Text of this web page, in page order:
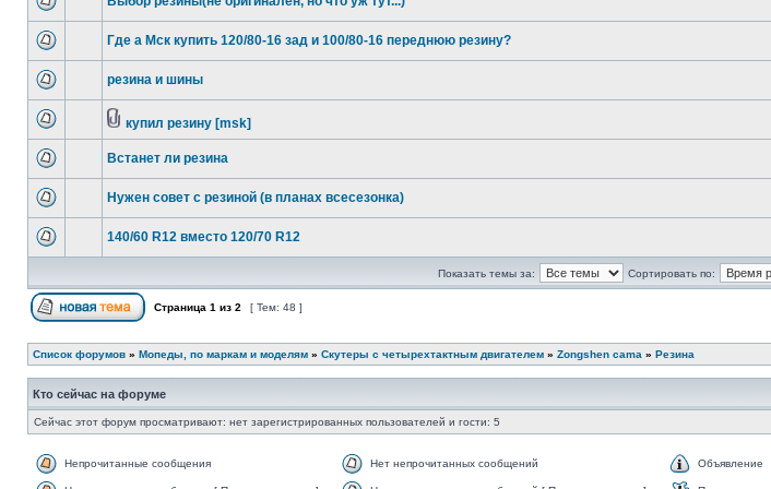
Где а Мск купить 120/80-16 зад и 100/80-16 переднюю резину?
резина и шины
купил резину [msk]
Встанет ли резина
Нужен совет с резиной (в планах всесезонка)
140/60 R12 вместо 120/70 R12
Показать темы за: Сортировать по:
Страница 1 из 2 [ Тем: 48 ]
Список форумов » Мопеды, по маркам и моделям » Скутеры с четырехтактным двигателем » Zongshen cama » Резина
Кто сейчас на форуме
Сейчас этот форум просматривают: нет зарегистрированных пользователей и гости: 5
Непрочитанные сообщения Нет непрочитанных сообщений Объявление